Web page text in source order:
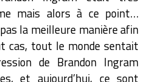
mais alors à ce point…
la meilleure manière afin
cas, tout le monde sentait
de Brandon Ingram
et aujourd’hui, ce sont